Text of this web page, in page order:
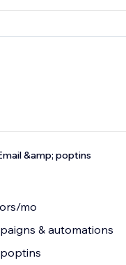
&amp; poptins
mo
& automations